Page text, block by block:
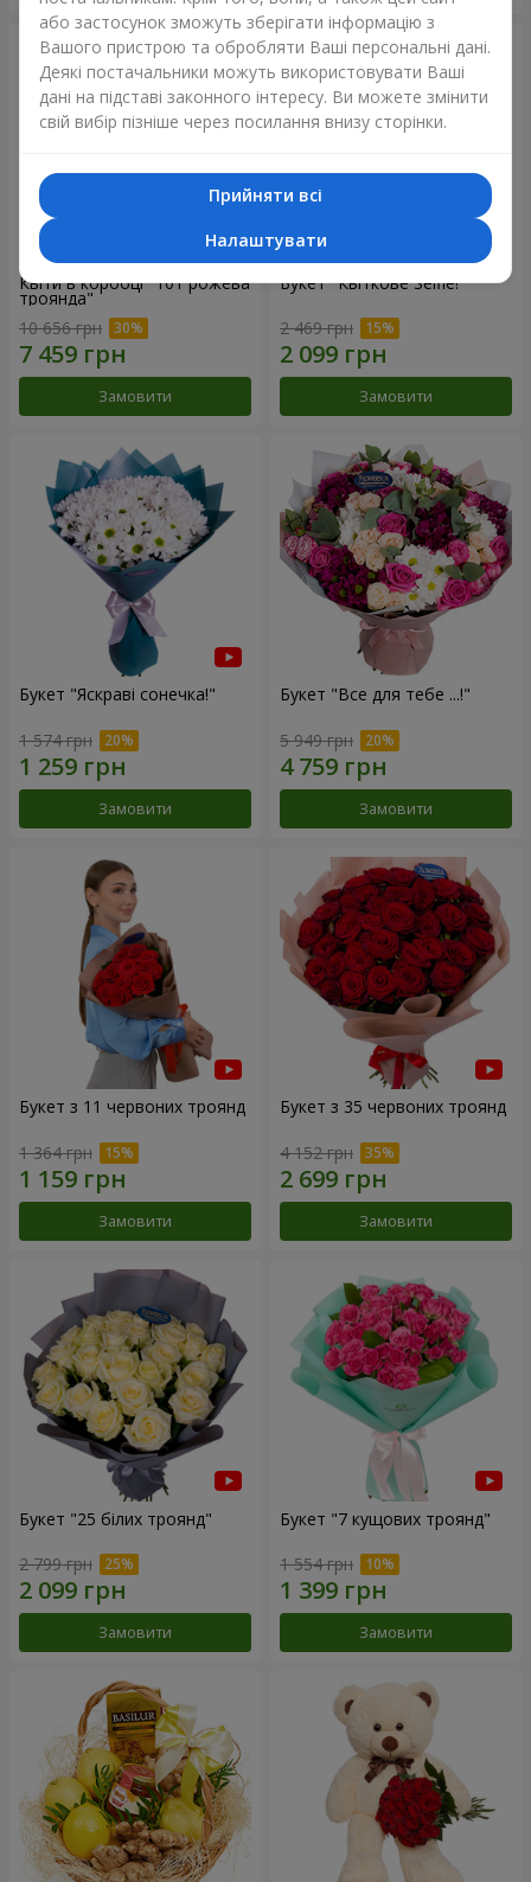
Квіти в коробці "101 рожева
троянда"
10 656 грн
Замовити
Букет "Квіткове Selfie!"
2 469 грн
Замовити
Букет "Яскраві сонечка!"
1 574 грн
Замовити
Букет "Все для тебе ...!"
5 949 грн
Замовити
Букет з 11 червоних троянд
1 364 грн
Замовити
Букет з 35 червоних троянд
4 152 грн
Замовити
Букет "25 білих троянд"
2 799 грн
Замовити
Букет "7 кущових троянд"
1 554 грн
Замовити
або застосунок зможуть зберігати інформацію з
Вашого пристрою та обробляти Ваші персональні дані.
Деякі постачальники можуть використовувати Ваші
дані на підставі законного інтересу. Ви можете змінити
свій вибір пізніше через посилання внизу сторінки.
Прийняти всі
Налаштувати